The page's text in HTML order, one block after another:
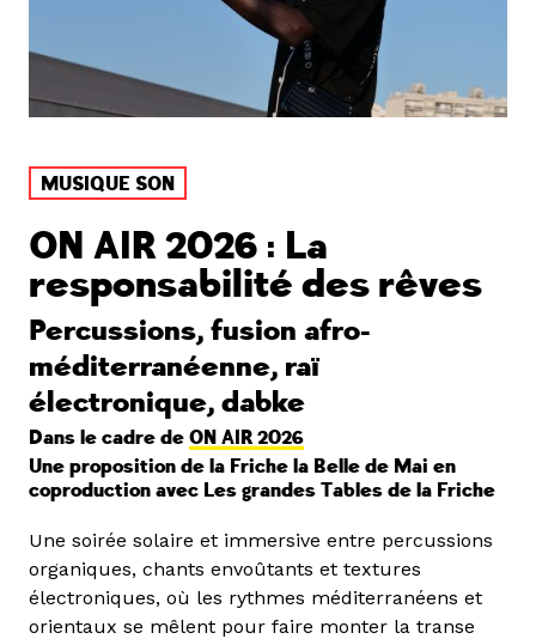
MUSIQUE SON
ON AIR 2026 : La
responsabilité des rêves
Percussions, fusion afro-
méditerranéenne, raï
électronique, dabke
Dans le cadre de ON AIR 2026
Une proposition de la Friche la Belle de Mai en
coproduction avec Les grandes Tables de la Friche
Une soirée solaire et immersive entre percussions
organiques, chants envoûtants et textures
électroniques, où les rythmes méditerranéens et
orientaux se mêlent pour faire monter la transe